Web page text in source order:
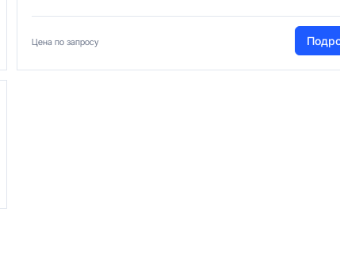
Цена по запросу